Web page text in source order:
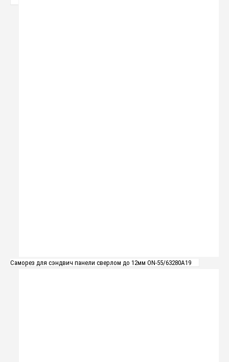
Саморез для сэндвич панели сверлом до 12мм ON-55/63280A19